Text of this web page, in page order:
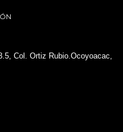
Col. Ortiz Rubio.Ocoyoacac,